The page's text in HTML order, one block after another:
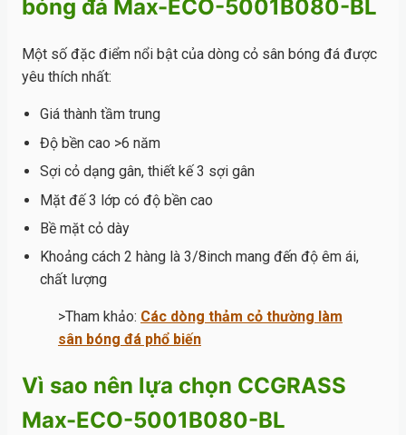
bóng đá Max-ECO-5001B080-BL
Một số đặc điểm nổi bật của dòng cỏ sân bóng đá được
yêu thích nhất:
Giá thành tầm trung
Độ bền cao >6 năm
Sợi cỏ dạng gân, thiết kế 3 sợi gân
Mặt đế 3 lớp có độ bền cao
Bề mặt cỏ dày
Khoảng cách 2 hàng là 3/8inch mang đến độ êm ái,
chất lượng
>Tham khảo: Các dòng thảm cỏ thường làm
sân bóng đá phổ biến
Vì sao nên lựa chọn CCGRASS
Max-ECO-5001B080-BL